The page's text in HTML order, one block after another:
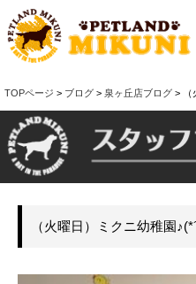
TOPページ > ブログ > 泉ヶ丘店ブログ > （
（火曜日）ミクニ幼稚園